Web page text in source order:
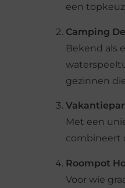
een
Camping
Bekend als
gezinnen
Met een
combineert
Roompot
Voor wie